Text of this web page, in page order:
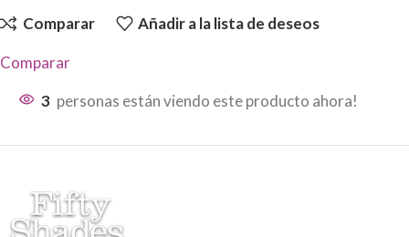
Comparar Añadir a la lista de deseos
Comparar
3 personas están viendo este producto ahora!